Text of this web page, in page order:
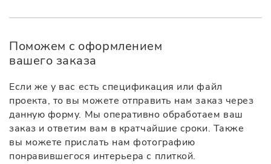
Поможем с оформлением
вашего заказа
Если же у вас есть спецификация или файл
проекта, то вы можете отправить нам заказ через
данную форму. Мы оперативно обработаем ваш
заказ и ответим вам в кратчайшие сроки. Также
вы можете прислать нам фотографию
понравившегося интерьера с плиткой.